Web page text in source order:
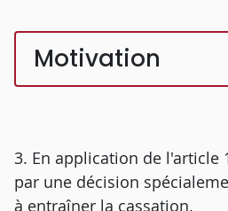
Motivation
3. En application de l'article
par une décision
à entraîner la cassation.